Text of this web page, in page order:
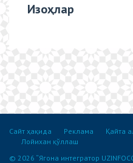
Изоҳлар
Сайт ҳақида Реклама Қайта
Лойихан қўллаш
© 2026 “Ягона интегратор